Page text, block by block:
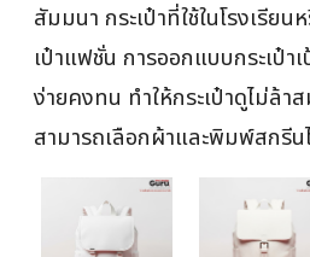
สัมมนา กระเป๋าที่ใช้ในโรงเรียน
เป๋าแฟชั่น การออกแบบกระเป๋า
ง่ายคงทน ทำให้กระเป๋าดูไม่ล้
สามารถเลือกผ้าและพิมพ์สกรี